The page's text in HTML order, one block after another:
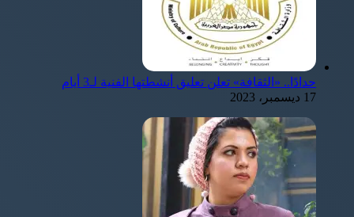
حدادًا.. «الثقافة» تعلن تعليق أنشطتها الفنية لـ3 أيام
17 ديسمبر، 2023